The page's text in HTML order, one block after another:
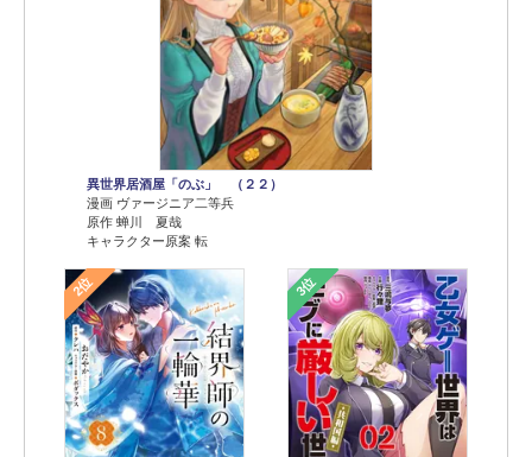
異世界居酒屋「のぶ」 （２２）
漫画 ヴァージニア二等兵
原作 蝉川 夏哉
キャラクター原案 転
2位 3位